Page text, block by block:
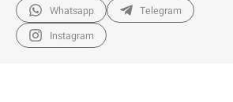
Whatsapp
Telegram
Instagram